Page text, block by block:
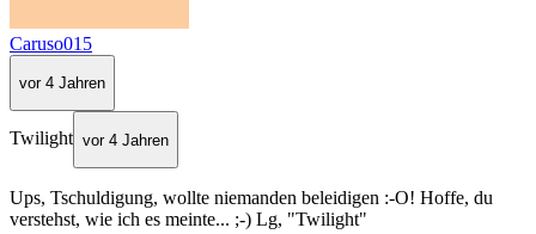
Caruso015
vor 4 Jahren
Twilight vor 4 Jahren
Ups, Tschuldigung, wollte niemanden beleidigen :-O! Hoffe, du
verstehst, wie ich es meinte... ;-) Lg, "Twilight"